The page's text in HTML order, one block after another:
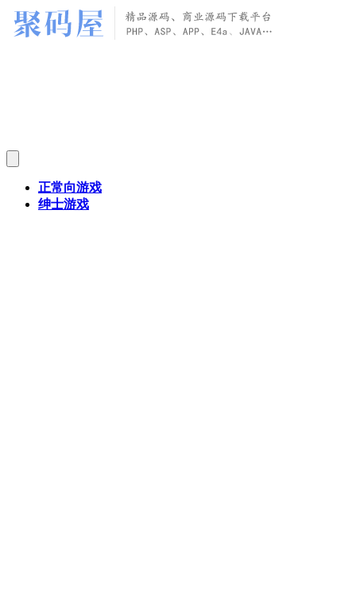
正常向游戏
绅士游戏